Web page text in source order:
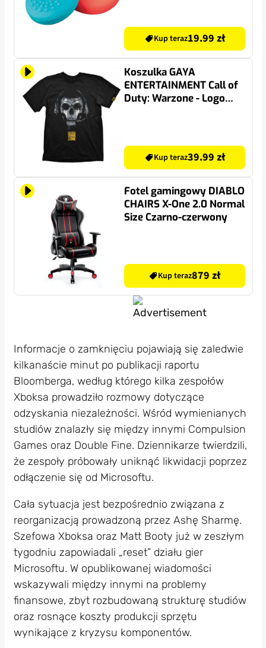
Kup teraz19.99 zł
Koszulka GAYA
ENTERTAINMENT Call of
Duty: Warzone - Logo
Kup teraz39.99 zł
Fotel gamingowy DIABLO
CHAIRS X-One 2.0 Normal
Size Czarno-czerwony
Kup teraz879 zł
Informacje o zamknięciu pojawiają się zaledwie
kilkanaście minut po publikacji raportu
Bloomberga, według którego kilka zespołów
Xboksa prowadziło rozmowy dotyczące
odzyskania niezależności. Wśród wymienianych
studiów znalazły się między innymi Compulsion
Games oraz Double Fine. Dziennikarze twierdzili,
że zespoły próbowały uniknąć likwidacji poprzez
odłączenie się od Microsoftu.
Cała sytuacja jest bezpośrednio związana z
reorganizacją prowadzoną przez Ashę Sharmę.
Szefowa Xboksa oraz Matt Booty już w zeszłym
tygodniu zapowiadali „reset” działu gier
Microsoftu. W opublikowanej wiadomości
wskazywali między innymi na problemy
finansowe, zbyt rozbudowaną strukturę studiów
oraz rosnące koszty produkcji sprzętu
wynikające z kryzysu komponentów.